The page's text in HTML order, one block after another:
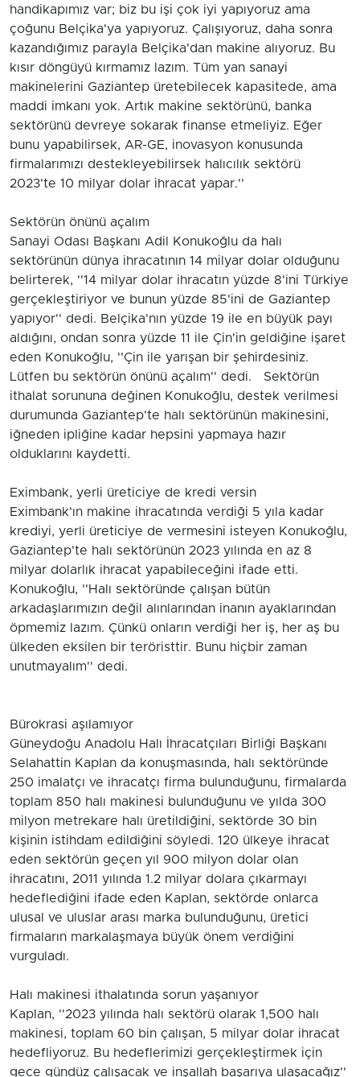
handikapımız var; biz bu işi çok iyi yapıyoruz ama
çoğunu Belçika'ya yapıyoruz. Çalışıyoruz, daha sonra
kazandığımız parayla Belçika'dan makine alıyoruz. Bu
kısır döngüyü kırmamız lazım. Tüm yan sanayi
makinelerini Gaziantep üretebilecek kapasitede, ama
maddi imkanı yok. Artık makine sektörünü, banka
sektörünü devreye sokarak finanse etmeliyiz. Eğer
bunu yapabilirsek, AR-GE, inovasyon konusunda
firmalarımızı destekleyebilirsek halıcılık sektörü
2023'te 10 milyar dolar ihracat yapar.''
Sektörün önünü açalım
Sanayi Odası Başkanı Adil Konukoğlu da halı
sektörünün dünya ihracatının 14 milyar dolar olduğunu
belirterek, ''14 milyar dolar ihracatın yüzde 8'ini Türkiye
gerçekleştiriyor ve bunun yüzde 85'ini de Gaziantep
yapıyor'' dedi. Belçika'nın yüzde 19 ile en büyük payı
aldığını, ondan sonra yüzde 11 ile Çin'in geldiğine işaret
eden Konukoğlu, ''Çin ile yarışan bir şehirdesiniz.
Lütfen bu sektörün önünü açalım'' dedi. Sektörün
ithalat sorununa değinen Konukoğlu, destek verilmesi
durumunda Gaziantep'te halı sektörünün makinesini,
iğneden ipliğine kadar hepsini yapmaya hazır
olduklarını kaydetti.
Eximbank, yerli üreticiye de kredi versin
Eximbank'ın makine ihracatında verdiği 5 yıla kadar
krediyi, yerli üreticiye de vermesini isteyen Konukoğlu,
Gaziantep'te halı sektörünün 2023 yılında en az 8
milyar dolarlık ihracat yapabileceğini ifade etti.
Konukoğlu, ''Halı sektöründe çalışan bütün
arkadaşlarımızın değil alınlarından inanın ayaklarından
öpmemiz lazım. Çünkü onların verdiği her iş, her aş bu
ülkeden eksilen bir teröristtir. Bunu hiçbir zaman
unutmayalım'' dedi.
Bürokrasi aşılamıyor
Güneydoğu Anadolu Halı İhracatçıları Birliği Başkanı
Selahattin Kaplan da konuşmasında, halı sektöründe
250 imalatçı ve ihracatçı firma bulunduğunu, firmalarda
toplam 850 halı makinesi bulunduğunu ve yılda 300
milyon metrekare halı üretildiğini, sektörde 30 bin
kişinin istihdam edildiğini söyledi. 120 ülkeye ihracat
eden sektörün geçen yıl 900 milyon dolar olan
ihracatını, 2011 yılında 1.2 milyar dolara çıkarmayı
hedeflediğini ifade eden Kaplan, sektörde onlarca
ulusal ve uluslar arası marka bulunduğunu, üretici
firmaların markalaşmaya büyük önem verdiğini
vurguladı.
Halı makinesi ithalatında sorun yaşanıyor
Kaplan, ''2023 yılında halı sektörü olarak 1,500 halı
makinesi, toplam 60 bin çalışan, 5 milyar dolar ihracat
hedefliyoruz. Bu hedeflerimizi gerçekleştirmek için
gece gündüz çalışacak ve inşallah başarıya ulaşacağız''